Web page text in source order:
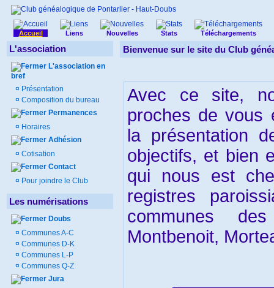
Accueil Liens Nouvelles Stats Téléchargements
L'association
L'association en
bref
¤ Présentation
¤ Composition du bureau
Permanences
¤ Horaires
Adhésion
¤ Cotisation
Contact
¤ Pour joindre le Club
Les numérisations
Doubs
¤ Communes A-C
¤ Communes D-K
¤ Communes L-P
¤ Communes Q-Z
Jura
Bienvenue sur le site du Club
Avec ce site,
proches de vous
la présentation
objectifs, et bien
qui nous est
registres
communes
Montbenoit,